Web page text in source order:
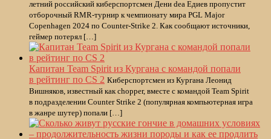
летний российский киберспортсмен Дени dea Едиев пропустит
отборочный RMR-турнир к чемпионату мира PGL Major
Copenhagen 2024 по Counter-Strike 2. Как сообщают источники,
геймер потерял […]
Капитан Team Spirit из Кургана с командой попали
в рейтинг по CS 2 Киберспортсмен из Кургана Леонид
Вишняков, известный как chopper, вместе с командой Team Spirit
в подразделении Counter Strike 2 (популярная компьютерная игра
в жанре шутер) попали […]